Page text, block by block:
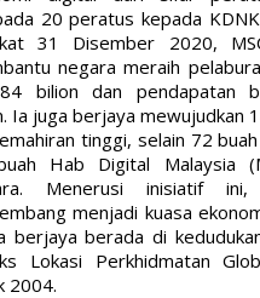
20 peratus kepada
31 Disember 2020,
negara meraih
bilion dan pendapatan
Ia juga berjaya mewujudkan
tinggi, selain 72
Hab Digital Malaysia
Menerusi inisiatif ini,
menjadi kuasa
berjaya berada di
Lokasi Perkhidmatan
2004.